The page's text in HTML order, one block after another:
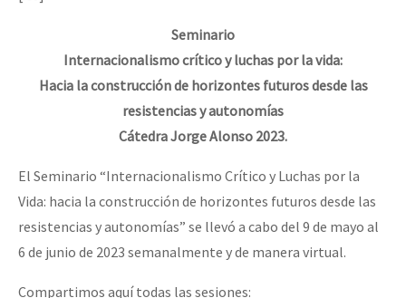
Seminario
Internacionalismo crítico y luchas por la vida:
Hacia la construcción de horizontes futuros desde las
resistencias y autonomías
Cátedra Jorge Alonso 2023.
El Seminario “Internacionalismo Crítico y Luchas por la
Vida: hacia la construcción de horizontes futuros desde las
resistencias y autonomías” se llevó a cabo del 9 de mayo al
6 de junio de 2023 semanalmente y de manera virtual.
Compartimos aquí todas las sesiones: